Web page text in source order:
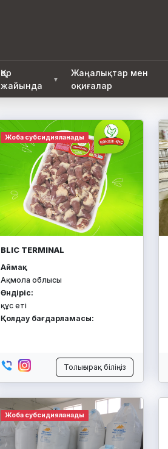
Қор
жайында
▼
Жаңалықтар мен
оқиғалар
Жоба субсидияланады
BLIC TERMINAL
Аймақ:
Ақмола облысы
Өндіріс:
құс еті
Қолдау бағдарламасы:
Толығырақ біліңіз
Жоба субсидияланады